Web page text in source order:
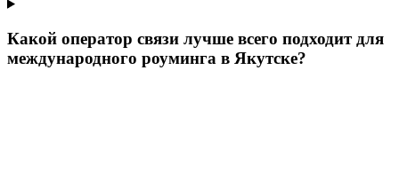
Какой оператор связи лучше всего подходит для
международного роуминга в Якутске?